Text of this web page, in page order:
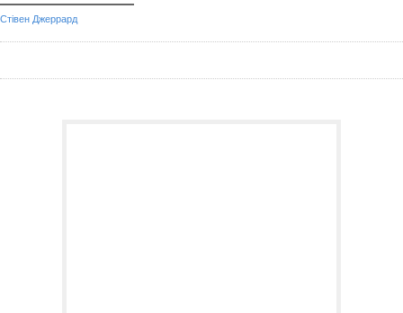
Стівен Джеррард